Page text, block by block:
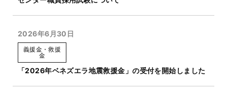
2026年6月30日
義援金・救援
金
「2026年ベネズエラ地震救援金」の受付を開始しました